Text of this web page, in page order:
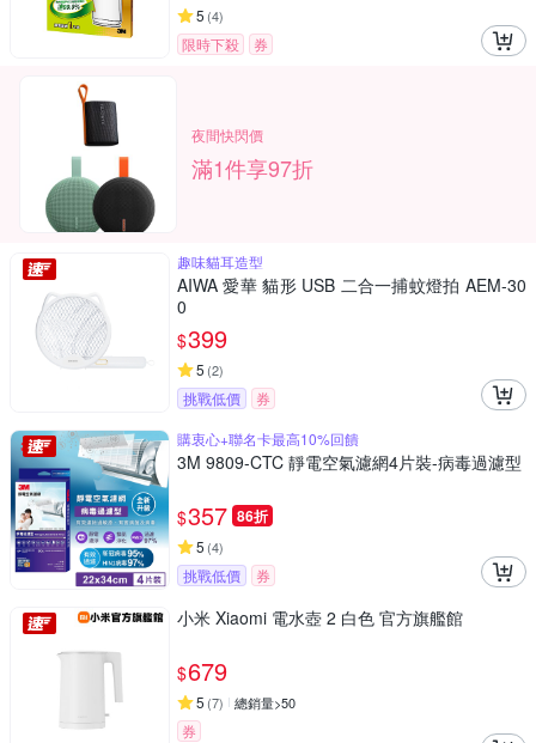
5 (4)
限時下殺 券
夜間快閃價
滿1件享97折
趣味貓耳造型
AIWA 愛華 貓形 USB 二合一捕蚊燈拍 AEM-30
0
$399
5 (2)
挑戰低價
券
購衷心+聯名卡最高10%回饋
3M 9809-CTC 靜電空氣濾網4片裝-病毒過濾型
$357 86折
5 (4)
挑戰低價 券
小米 Xiaomi 電水壺 2 白色 官方旗艦館
$679
5 (7) 總銷量>50
券